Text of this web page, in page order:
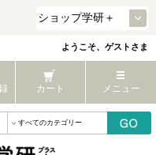
ようこそ、ゲストさま
カート メニュー